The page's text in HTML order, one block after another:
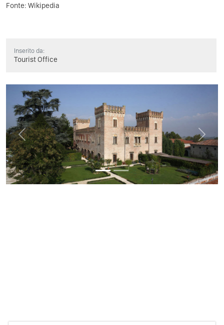
Fonte: Wikipedia
Inserito da:
Tourist Office
Previous Next